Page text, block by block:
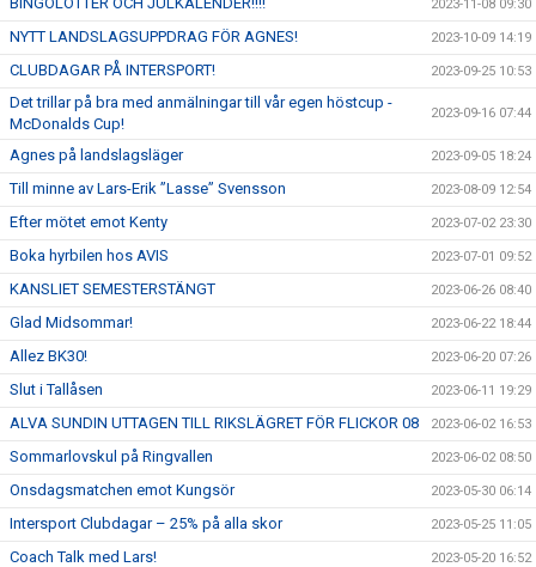
2023-11-08 09:30
NYTT LANDSLAGSUPPDRAG FÖR AGNES! 2023-10-09 14:19
CLUBDAGAR PÅ INTERSPORT! 2023-09-25 10:53
Det trillar på bra med anmälningar till vår egen höstcup -
McDonalds Cup!
2023-09-16 07:44
Agnes på landslagsläger 2023-09-05 18:24
Till minne av Lars-Erik ”Lasse” Svensson 2023-08-09 12:54
Efter mötet emot Kenty 2023-07-02 23:30
Boka hyrbilen hos AVIS 2023-07-01 09:52
KANSLIET SEMESTERSTÄNGT 2023-06-26 08:40
Glad Midsommar! 2023-06-22 18:44
Allez BK30! 2023-06-20 07:26
Slut i Tallåsen 2023-06-11 19:29
ALVA SUNDIN UTTAGEN TILL RIKSLÄGRET FÖR FLICKOR 08 2023-06-02 16:53
Sommarlovskul på Ringvallen 2023-06-02 08:50
Onsdagsmatchen emot Kungsör 2023-05-30 06:14
Intersport Clubdagar – 25% på alla skor 2023-05-25 11:05
Coach Talk med Lars! 2023-05-20 16:52